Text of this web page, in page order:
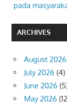
pada
ARCHIVES
August 2026
July 2026 (4)
June 2026
May 2026